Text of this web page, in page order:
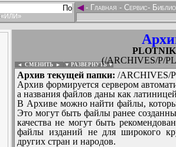
«ИЛИ»
◄- Главная - Сервис-
(/ARCHIVES/P/
◄ СМЕНИТЬ ► ▼ РАЗВЕРНУТЬ ▼
Архив текущей папки: /ARCHIVES/
Архив формируется сервером
а названия файлов даны как
В Архиве можно найти файлы,
Это могут быть файлы ранее
качества не могут быть
файлы изданий не для широкого
других стран и народов.